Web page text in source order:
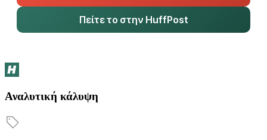
Πείτε το στην HuffPost
Αναλυτική κάλυψη